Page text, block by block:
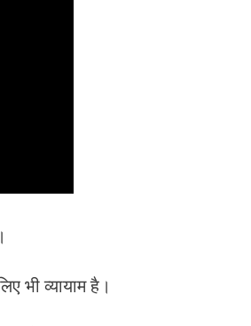
भी व्यायाम है।